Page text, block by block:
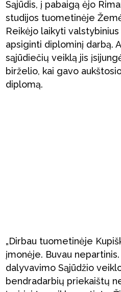
Sąjūdis, į pabaigą ėjo
studijos tuometinėje
Reikėjo laikyti
apsiginti diplominį darbą.
sąjūdiečių veiklą jis
birželio, kai gavo
diplomą.
„Dirbau tuometinėje
įmonėje. Buvau
dalyvavimo Sąjūdžio
bendradarbių priekaištų